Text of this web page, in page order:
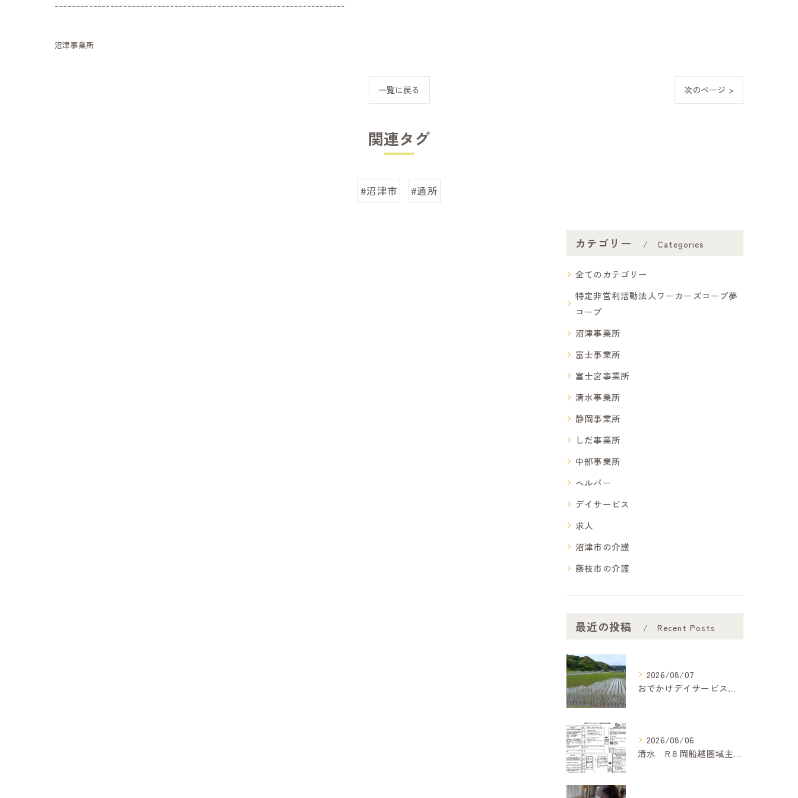
--------------------------------------------------------------------
沼津事業所
一覧に戻る 次のページ >
関連タグ
#沼津市 #通所
カテゴリー Categories
全てのカテゴリー
特定非営利活動法人ワーカーズコープ夢
コープ
沼津事業所
富士事業所
富士宮事業所
清水事業所
静岡事業所
しだ事業所
中部事業所
ヘルパー
デイサービス
求人
沼津市の介護
藤枝市の介護
最近の投稿 Recent Posts
2026/08/07
おでかけデイサービス夢コープいたです
2026/08/06
清水 R８岡船越圏域主任介護支援専門委員連絡会（7月２１日）に参加して